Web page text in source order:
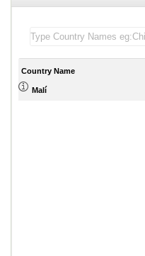
Country Name
Malí